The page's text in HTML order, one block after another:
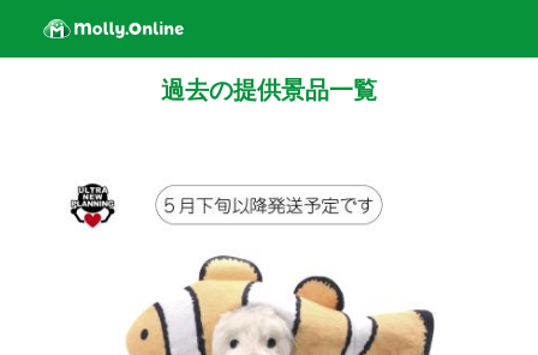
過去の提供景品一覧